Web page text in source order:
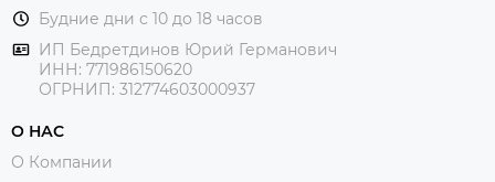
Будние дни с 10 до 18 часов
ИП Бедретдинов Юрий Германович
ИНН: 771986150620
ОГРНИП: 312774603000937
О НАС
О Компании